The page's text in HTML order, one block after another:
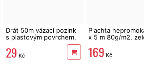
Drát 50m vázací pozink
s plastovým povrchem,
střižný mechanismus
29 Kč
Plachta
x 5 m 80g/m2,
169 Kč